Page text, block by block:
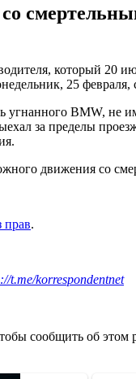
который 20
25 февраля,
BMW, не
за пределы
движения со
прав.
t.me/korrespondentnet
сообщить об этом